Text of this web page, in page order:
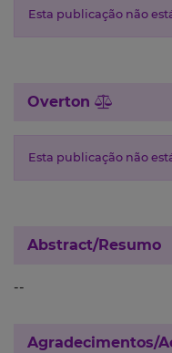
Esta publicação não
Overton
Esta publicação não
Abstract/Resumo
--
Agradecimentos/